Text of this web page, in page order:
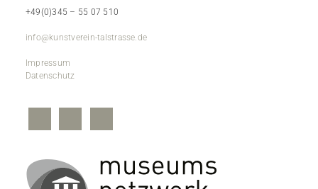
+49(0)345 – 55 07 510
info@kunstverein-talstrasse.de
Impressum
Datenschutz